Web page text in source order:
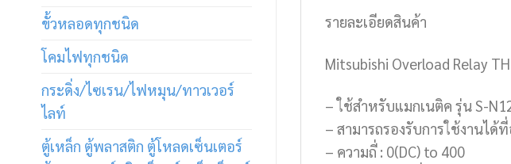
ขั้วหลอดทุกชนิด
โคมไฟทุกชนิด
กระดิ่ง/ไซเรน/ไฟหมุน/ทาวเวอร์
ไลท์
ตู้เหล็ก ตู้พลาสติก ตู้โหลดเซ็นเตอร์
รายละเอียดสินค้า
Mitsubishi Overload Relay
– ใช้สำหรับแมกเนติค รุ่น S-
– สามารถรองรับการใช้งานไ
– ความถี่ : 0(DC) to 400